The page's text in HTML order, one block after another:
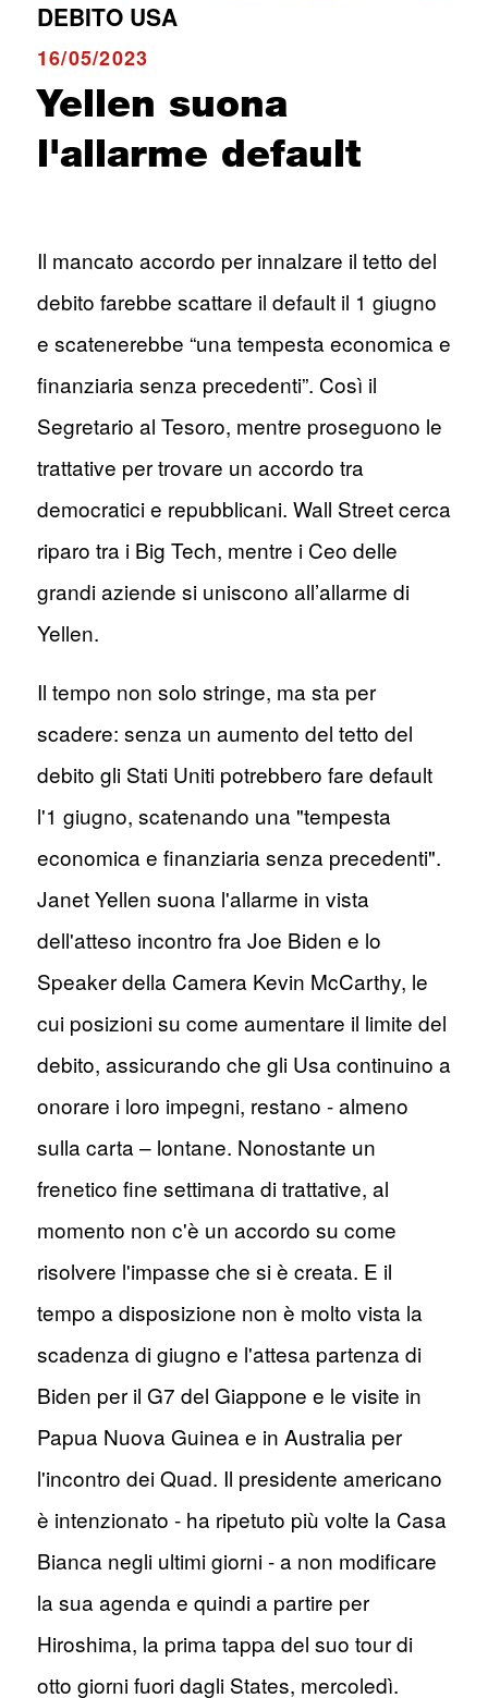
DEBITO USA
16/05/2023
Yellen suona
l'allarme default
Il mancato accordo per innalzare il tetto del
debito farebbe scattare il default il 1 giugno
e scatenerebbe “una tempesta economica e
finanziaria senza precedenti”. Così il
Segretario al Tesoro, mentre proseguono le
trattative per trovare un accordo tra
democratici e repubblicani. Wall Street cerca
riparo tra i Big Tech, mentre i Ceo delle
grandi aziende si uniscono all’allarme di
Yellen.
Il tempo non solo stringe, ma sta per
scadere: senza un aumento del tetto del
debito gli Stati Uniti potrebbero fare default
l'1 giugno, scatenando una "tempesta
economica e finanziaria senza precedenti".
Janet Yellen suona l'allarme in vista
dell'atteso incontro fra Joe Biden e lo
Speaker della Camera Kevin McCarthy, le
cui posizioni su come aumentare il limite del
debito, assicurando che gli Usa continuino a
onorare i loro impegni, restano - almeno
sulla carta – lontane. Nonostante un
frenetico fine settimana di trattative, al
momento non c'è un accordo su come
risolvere l'impasse che si è creata. E il
tempo a disposizione non è molto vista la
scadenza di giugno e l'attesa partenza di
Biden per il G7 del Giappone e le visite in
Papua Nuova Guinea e in Australia per
l'incontro dei Quad. Il presidente americano
è intenzionato - ha ripetuto più volte la Casa
Bianca negli ultimi giorni - a non modificare
la sua agenda e quindi a partire per
Hiroshima, la prima tappa del suo tour di
otto giorni fuori dagli States, mercoledì.